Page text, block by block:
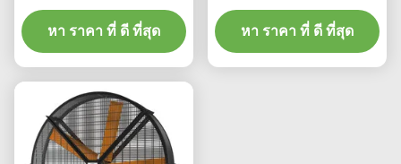
ตานกลางแจ้งอุตสาหกรรม
แฟน
หา ราคา ที่ ดี ที่สุด
ผลิต / โกดังและโลจิสติกส์
หา ราคา ที่ ดี ที่สุด